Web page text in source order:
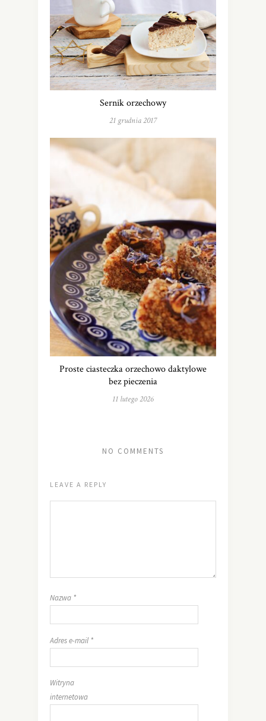
Sernik orzechowy
21 grudnia 2017
Proste ciasteczka orzechowo daktylowe
bez pieczenia
11 lutego 2026
NO COMMENTS
LEAVE A REPLY
Nazwa *
Adres e-mail *
Witryna
internetowa